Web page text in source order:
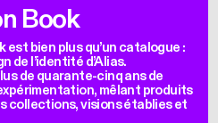
Book
bien plus qu’un catalogue :
de l’identité d’Alias.
de quarante-cinq ans de
mêlant produits
collections, visions établies et